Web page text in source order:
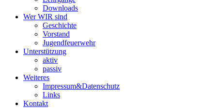
Downloads
Wer WIR sind
Geschichte
Vorstand
Jugendfeuerwehr
Unterstützung
aktiv
passiv
Weiteres
Impressum&Datenschutz
Links
Kontakt